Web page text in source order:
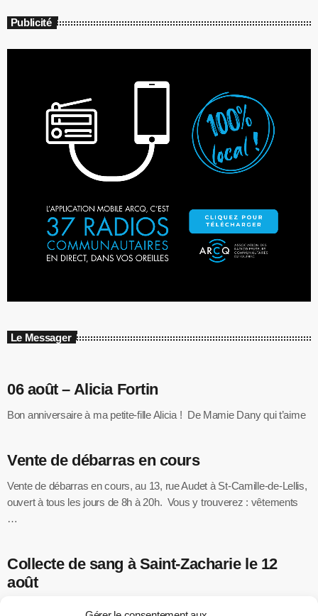
Publicité
Le Messager
06 août – Alicia Fortin
Bon anniversaire à ma petite-fille Alicia ! De Mamie Dany qui t’aime
Vente de débarras en cours
Vente de débarras en cours, au 13, rue Audet à St-Camille-de-Lellis,
ouvert à tous les jours de 8h à 20h. Vous y trouverez : vêtements
…
Collecte de sang à Saint-Zacharie le 12
août